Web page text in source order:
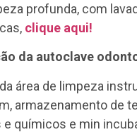
profunda, com
clique aqui!
da autoclave
área de limpeza
armazenamento de
químicos e min